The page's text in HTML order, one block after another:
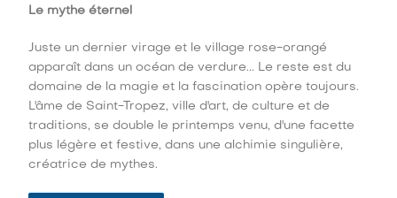
Le mythe éternel
Juste un dernier virage et le village rose-orangé
apparaît dans un océan de verdure... Le reste est du
domaine de la magie et la fascination opère toujours.
L'âme de Saint-Tropez, ville d'art, de culture et de
traditions, se double le printemps venu, d'une facette
plus légère et festive, dans une alchimie singulière,
créatrice de mythes.